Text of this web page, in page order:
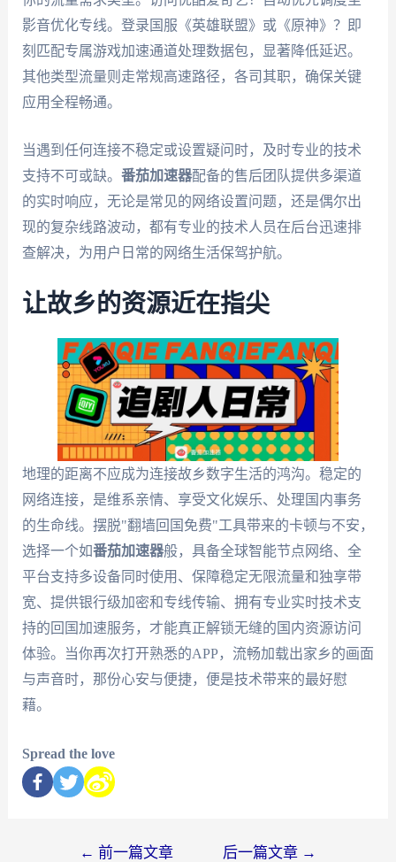
影音优化专线。登录国服《英雄联盟》或《原神》？即
刻匹配专属游戏加速通道处理数据包，显著降低延迟。
其他类型流量则走常规高速路径，各司其职，确保关键
应用全程畅通。
当遇到任何连接不稳定或设置疑问时，及时专业的技术
支持不可或缺。 番茄加速器配备的售后团队提供多渠道
的实时响应，无论是常见的网络设置问题，还是偶尔出
现的复杂线路波动，都有专业的技术人员在后台迅速排
查解决，为用户日常的网络生活保驾护航。
让故乡的资源近在指尖
地理的距离不应成为连接故乡数字生活的鸿沟。稳定的
网络连接，是维系亲情、享受文化娱乐、处理国内事务
的生命线。摆脱"翻墙回国免费"工具带来的卡顿与不安，
选择一个如番茄加速器般，具备全球智能节点网络、全
平台支持多设备同时使用、保障稳定无限流量和独享带
宽、提供银行级加密和专线传输、拥有专业实时技术支
持的回国加速服务，才能真正解锁无缝的国内资源访问
体验。当你再次打开熟悉的APP，流畅加载出家乡的画面
与声音时，那份心安与便捷，便是技术带来的最好慰
藉。
Spread the love
← 前一篇文章 后一篇文章 →